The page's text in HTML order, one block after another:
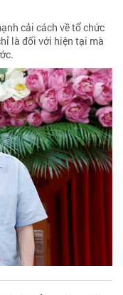
cải cách về tổ chức
là đối với hiện tại mà